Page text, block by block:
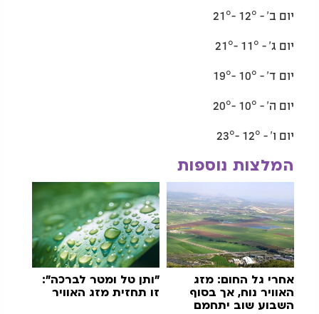
יום ב' - 12° -21°
יום ג' - 11° -21°
יום ד' - 10° -19°
יום ה' - 10° -20°
יום ו' - 12° -23°
המלצות נוספות
אחרי גל החום: מזג
האוויר נוח, אך בסוף
השבוע שוב יתחמם
"ותן טל ומטר לברכה":
זו תחזית מזג האוויר